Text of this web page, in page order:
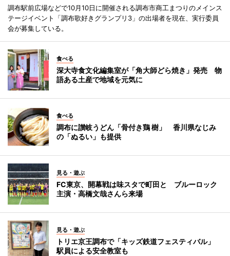
調布駅前広場などで10月10日に開催される調布市商工まつりのメインス
テージイベント「調布歌好きグランプリ3」の出場者を現在、実行委員
会が募集している。
食べる
深大寺食文化編集室が「角大師どら焼き」発売 物
語ある土産で地域を元気に
食べる
調布に讃岐うどん「骨付き鶏 樹」 香川県なじみ
の「ぬるい」も提供
見る・遊ぶ
FC東京、開幕戦は味スタで町田と ブルーロック
主演・高橋文哉さんら来場
見る・遊ぶ
トリエ京王調布で「キッズ鉄道フェスティバル」
駅員による安全教室も